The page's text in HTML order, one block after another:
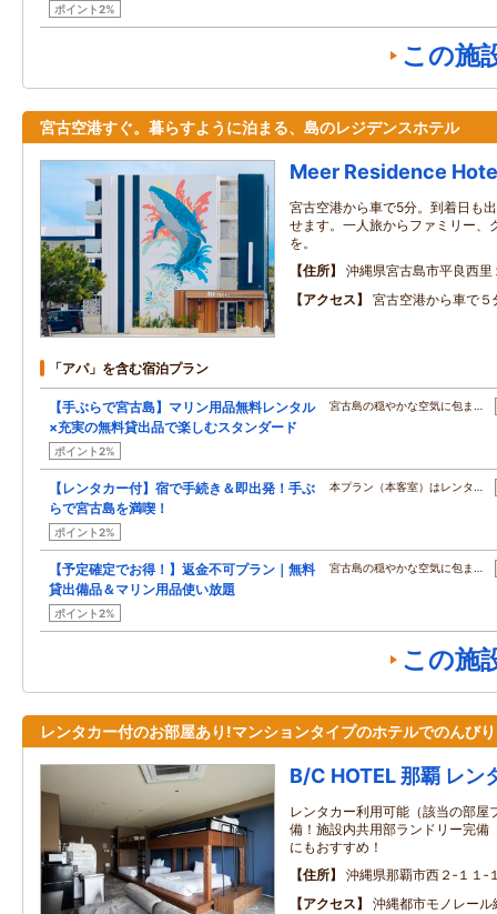
ポイント2%
この施
宮古空港すぐ。暮らすように泊まる、島のレジデンスホテル
Meer Residence
宮古空港から車で5分。到着日も
せます。一人旅からファミリー、
を。
住所
沖縄県宮古島市平良西里
アクセス
宮古空港から車で５
「アパ」を含む宿泊プラン
【手ぶらで宮古島】マリン用品無料レンタル
×充実の無料貸出品で楽しむスタンダード
ポイント2%
宮古島の穏やかな空気に包ま…
【レンタカー付】宿で手続き＆即出発！手ぶ
らで宮古島を満喫！
ポイント2%
本プラン（本客室）はレンタ…
【予定確定でお得！】返金不可プラン｜無料
貸出備品＆マリン用品使い放題
ポイント2%
宮古島の穏やかな空気に包ま…
この施
レンタカー付のお部屋あり!マンションタイプのホテルでのんびり
B/C HOTEL 那覇 レン
レンタカー利用可能（該当の部
備！施設内共用部ランドリー完備
にもおすすめ！
住所
沖縄県那覇市西２‐１１‐
アクセス
沖縄都市モノレー